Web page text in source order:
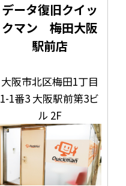
データ復旧クイッ
クマン 梅田大阪
駅前店
大阪市北区梅田1丁目
1-1番3 大阪駅前第3ビ
ル 2F